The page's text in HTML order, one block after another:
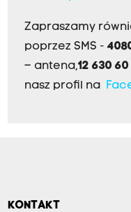
Zapraszamy
poprzez SMS -
– antena,12 630 60
nasz profil na
KONTAKT